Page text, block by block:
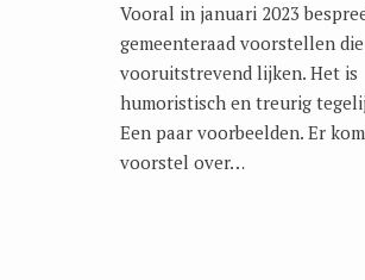
Vooral in januari 2023
gemeenteraad voorstellen die
vooruitstrevend lijken. Het is
humoristisch en treurig
Een paar voorbeelden. Er
voorstel over…